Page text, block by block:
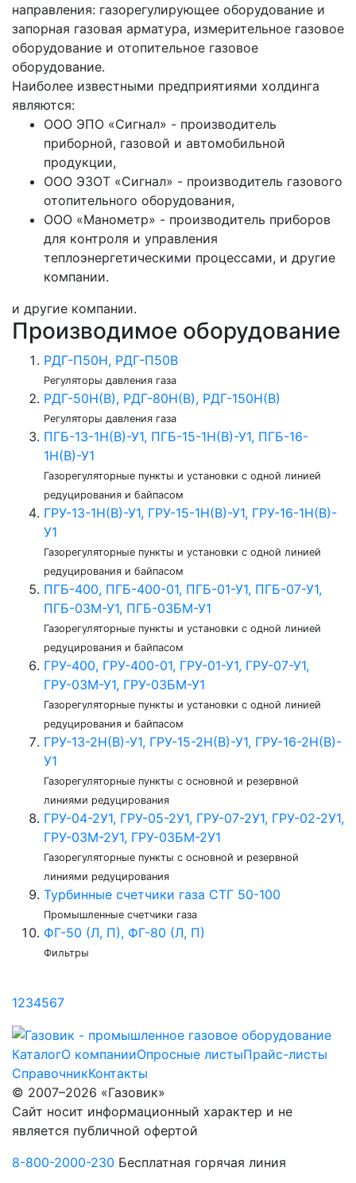
направления: газорегулирующее оборудование и
запорная газовая арматура, измерительное газовое
оборудование и отопительное газовое
оборудование.
Наиболее известными предприятиями холдинга
являются:
ООО ЭПО «Сигнал» - производитель
приборной, газовой и автомобильной
продукции,
ООО ЭЗОТ «Сигнал» - производитель газового
отопительного оборудования,
ООО «Манометр» - производитель приборов
для контроля и управления
теплоэнергетическими процессами, и другие
компании.
и другие компании.
Производимое оборудование
РДГ-П50Н, РДГ-П50В
Регуляторы давления газа
РДГ-50Н(В), РДГ-80Н(В), РДГ-150Н(В)
Регуляторы давления газа
ПГБ-13-1Н(В)-У1, ПГБ-15-1Н(В)-У1, ПГБ-16-
1Н(В)-У1
Газорегуляторные пункты и установки с одной линией
редуцирования и байпасом
ГРУ-13-1Н(В)-У1, ГРУ-15-1Н(В)-У1, ГРУ-16-1Н(В)-
У1
Газорегуляторные пункты и установки с одной линией
редуцирования и байпасом
ПГБ-400, ПГБ-400-01, ПГБ-01-У1, ПГБ-07-У1,
ПГБ-03М-У1, ПГБ-03БМ-У1
Газорегуляторные пункты и установки с одной линией
редуцирования и байпасом
ГРУ-400, ГРУ-400-01, ГРУ-01-У1, ГРУ-07-У1,
ГРУ-03М-У1, ГРУ-03БМ-У1
Газорегуляторные пункты и установки с одной линией
редуцирования и байпасом
ГРУ-13-2Н(В)-У1, ГРУ-15-2Н(В)-У1, ГРУ-16-2Н(В)-
У1
Газорегуляторные пункты с основной и резервной
линиями редуцирования
ГРУ-04-2У1, ГРУ-05-2У1, ГРУ-07-2У1, ГРУ-02-2У1,
ГРУ-03М-2У1, ГРУ-03БМ-2У1
Газорегуляторные пункты с основной и резервной
линиями редуцирования
Турбинные счетчики газа СТГ 50-100
Промышленные счетчики газа
ФГ-50 (Л, П), ФГ-80 (Л, П)
Фильтры
1234567
КаталогО компанииОпросные листыПрайс-листы
СправочникКонтакты
© 2007–2026 «Газовик»
Сайт носит информационный характер и не
является публичной офертой
8-800-2000-230 Бесплатная горячая линия